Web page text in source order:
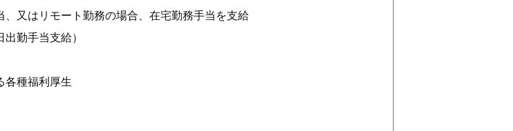
、又はリモート勤務の場合、在宅勤務手当を支給
勤手当支給）
各種福利厚生